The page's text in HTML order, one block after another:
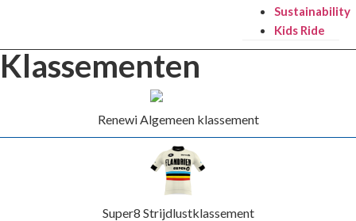
Sustainability
Kids Ride
Klassementen
Renewi Algemeen klassement
Super8 Strijdlustklassement